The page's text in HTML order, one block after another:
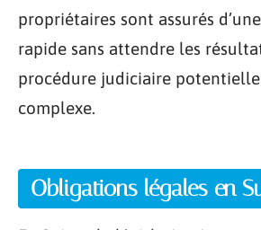
propriétaires sont assurés
rapide sans attendre les
procédure judiciaire
complexe.
Obligations légales en